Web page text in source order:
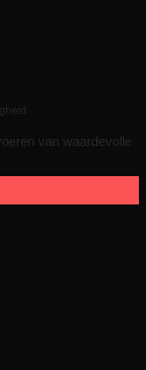
van waardevolle